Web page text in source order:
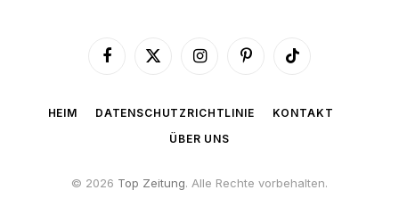
Facebook
X
InstagramPinterestTikTok
HEIM DATENSCHUTZRICHTLINIE
KONTAKT
ÜBER UNS
© 2026 Top Zeitung. Alle Rechte vorbehalten.